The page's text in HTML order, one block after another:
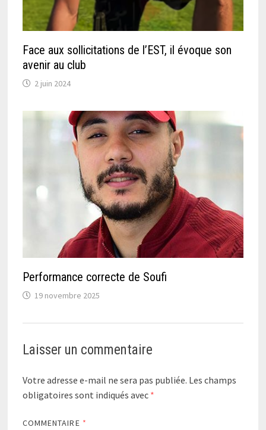
Face aux sollicitations de l’EST, il évoque son
avenir au club
2 juin 2024
Performance correcte de Soufi
19 novembre 2025
Laisser un commentaire
Votre adresse e-mail ne sera pas publiée. Les champs
obligatoires sont indiqués avec *
COMMENTAIRE *